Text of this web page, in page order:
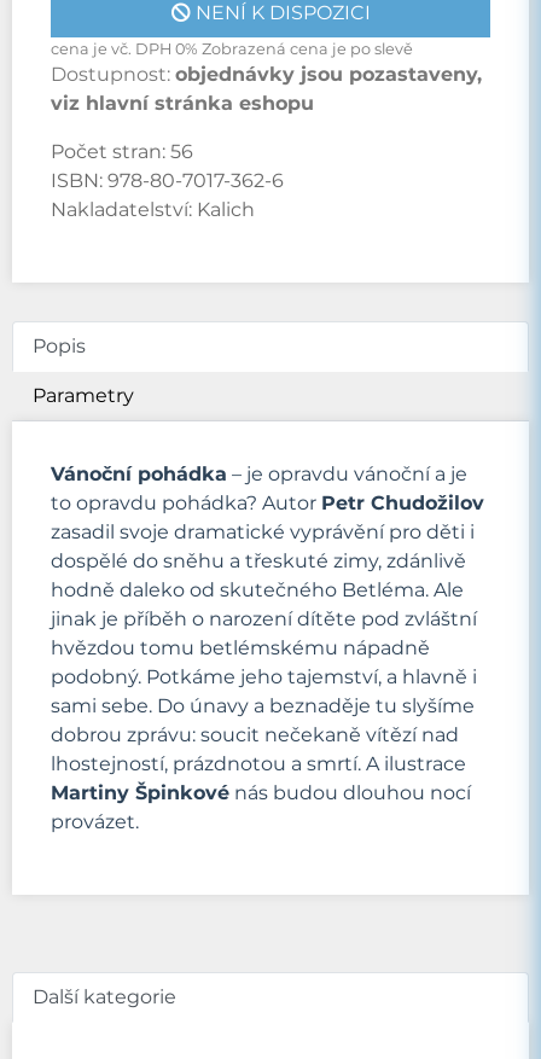
NENÍ K DISPOZICI
cena je vč. DPH 0% Zobrazená cena je po slevě
Dostupnost: objednávky jsou pozastaveny,
viz hlavní stránka eshopu
Počet stran: 56
ISBN: 978-80-7017-362-6
Nakladatelství: Kalich
Popis
Parametry
Vánoční pohádka – je opravdu vánoční a je
to opravdu pohádka? Autor Petr Chudožilov
zasadil svoje dramatické vyprávění pro děti i
dospělé do sněhu a třeskuté zimy, zdánlivě
hodně daleko od skutečného Betléma. Ale
jinak je příběh o narození dítěte pod zvláštní
hvězdou tomu betlémskému nápadně
podobný. Potkáme jeho tajemství, a hlavně i
sami sebe. Do únavy a beznaděje tu slyšíme
dobrou zprávu: soucit nečekaně vítězí nad
lhostejností, prázdnotou a smrtí. A ilustrace
Martiny Špinkové nás budou dlouhou nocí
provázet.
Další kategorie